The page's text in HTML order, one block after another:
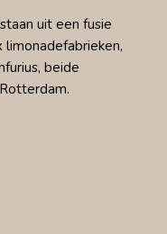
uit een fusie
beide